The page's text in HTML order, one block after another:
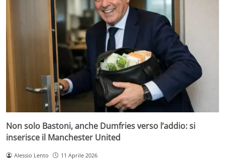
Non solo Bastoni, anche Dumfries verso l’addio: si
inserisce il Manchester United
Alessio Lento 11 Aprile 2026